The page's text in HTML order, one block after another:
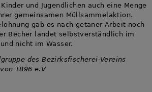
und Jugendlichen auch eine Menge
gemeinsamen Müllsammelaktion.
gab es nach getaner Arbeit noch
Becher landet selbstverständlich im
nicht im Wasser.
des Bezirksfischerei-Vereins
1896 e.V